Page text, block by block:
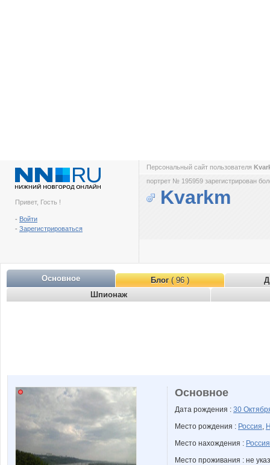
Привет, Гость !
- Войти
- Зарегистрироваться
Персональный сайт пользователя
портрет № 195959 зарегистрирован
Kvarkm
Основное Блог( 96 )
Шпионаж
Основное
Дата рождения : 30
Место рождения : Россия,
Место нахождения : Россия
Место проживания : не